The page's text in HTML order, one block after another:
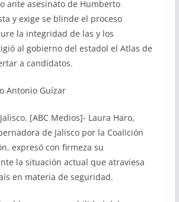
ante asesinato de Humberto
y exige se blinde el proceso
la integridad de las y los
al gobierno del estadol el Atlas de
a candidatos.
Antonio Guízar
Jalisco. [ABC Medios]- Laura Haro,
de Jalisco por la Coalición
expresó con firmeza su
la situación actual que atraviesa
en materia de seguridad.